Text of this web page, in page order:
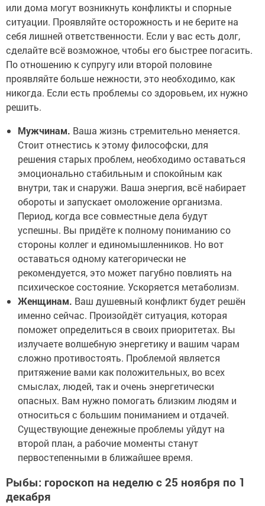
или дома могут возникнуть конфликты и спорные
ситуации. Проявляйте осторожность и не берите на
себя лишней ответственности. Если у вас есть долг,
сделайте всё возможное, чтобы его быстрее погасить.
По отношению к супругу или второй половине
проявляйте больше нежности, это необходимо, как
никогда. Если есть проблемы со здоровьем, их нужно
решить.
Мужчинам. Ваша жизнь стремительно меняется.
Стоит отнестись к этому философски, для
решения старых проблем, необходимо оставаться
эмоционально стабильным и спокойным как
внутри, так и снаружи. Ваша энергия, всё набирает
обороты и запускает омоложение организма.
Период, когда все совместные дела будут
успешны. Вы придёте к полному пониманию со
стороны коллег и единомышленников. Но вот
оставаться одному категорически не
рекомендуется, это может пагубно повлиять на
психическое состояние. Ускоряется метаболизм.
Женщинам. Ваш душевный конфликт будет решён
именно сейчас. Произойдёт ситуация, которая
поможет определиться в своих приоритетах. Вы
излучаете волшебную энергетику и вашим чарам
сложно противостоять. Проблемой является
притяжение вами как положительных, во всех
смыслах, людей, так и очень энергетически
опасных. Вам нужно помогать близким людям и
относиться с большим пониманием и отдачей.
Существующие денежные проблемы уйдут на
второй план, а рабочие моменты станут
первостепенными в ближайшее время.
Рыбы: гороскоп на неделю с 25 ноября по 1
декабря